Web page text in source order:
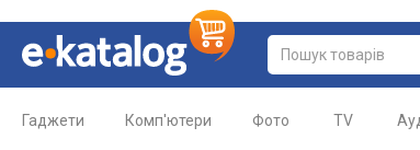
Гаджети Комп'ютери Фото TV